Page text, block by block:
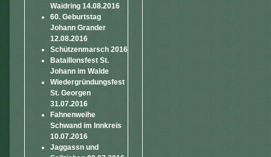
Waidring 14.08.2016
60. Geburtstag
Johann Grander
12.08.2016
Schützenmarsch 2016
Bataillonsfest St.
Johann im Walde
Wiedergründungsfest
St. Georgen
31.07.2016
Fahnenweihe
Schwand im Innkreis
10.07.2016
Jaggassn und